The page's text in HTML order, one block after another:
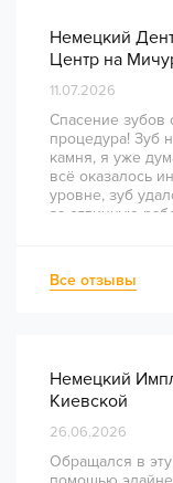
Немецкий
Центр на
11.07.2026
Спасение зубов
процедура! Зуб
камня, я уже
всё оказалось
уровне, зуб
за отличную
Все отзывы
Немецкий
Киевской
26.06.2026
Обращался в